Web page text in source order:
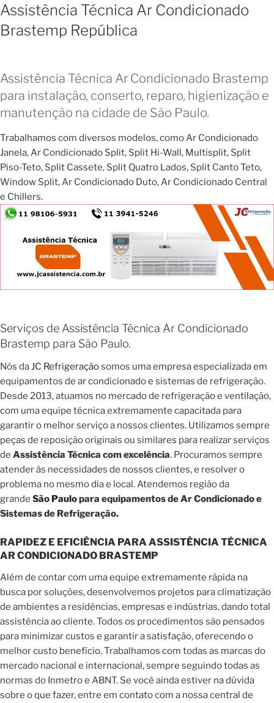
Assistência Técnica Ar Condicionado
Brastemp República
Assistência Técnica Ar Condicionado Brastemp
para instalação, conserto, reparo, higienização e
manutenção na cidade de São Paulo.
Trabalhamos com diversos modelos, como Ar Condicionado
Janela, Ar Condicionado Split, Split Hi-Wall, Multisplit, Split
Piso-Teto, Split Cassete, Split Quatro Lados, Split Canto Teto,
Window Split, Ar Condicionado Duto, Ar Condicionado Central
e Chillers.
Serviços de Assistência Técnica Ar Condicionado
Brastemp para São Paulo.
Nós daJC Refrigeraçãosomos uma empresa especializada em
equipamentos de ar condicionado e sistemas de refrigeração.
Desde 2013, atuamos no mercado de refrigeração e ventilação,
com uma equipe técnica extremamente capacitada para
garantir o melhor serviço a nossos clientes. Utilizamos sempre
peças de reposição originais ou similares para realizar serviços
de Assistência Técnica com excelência. Procuramos sempre
atender às necessidades de nossos clientes, e resolver o
problema no mesmo dia e local. Atendemos região da
grande São Paulopara equipamentos de Ar Condicionado e
Sistemas de Refrigeração.
RAPIDEZ E EFICIÊNCIA PARA ASSISTÊNCIA TÉCNICA
AR CONDICIONADO BRASTEMP
Além de contar com uma equipe extremamente rápida na
busca por soluções, desenvolvemos projetos para climatização
de ambientes a residências, empresas e indústrias, dando total
assistência ao cliente. Todos os procedimentos são pensados
para minimizar custos e garantir a satisfação, oferecendo o
melhor custo benefício. Trabalhamos com todas as marcas do
mercado nacional e internacional, sempre seguindo todas as
normas do Inmetro e ABNT. Se você ainda estiver na dúvida
sobre o que fazer, entre em contato com a nossa central de